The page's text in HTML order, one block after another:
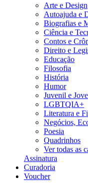
Arte e Design
Autoajuda e
Biografias e
Ciência e
Contos e
Direito e
Educação
Filosofia
História
Humor
Juvenil e
LGBTQIA+
Literatura e
Negócios,
Poesia
Quadrinhos
Ver todas as
Assinatura
Curadoria
Voucher